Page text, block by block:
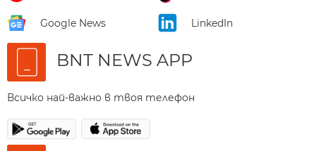
Google News LinkedIn
BNT NEWS APP
Всичко най-важно в твоя телефон